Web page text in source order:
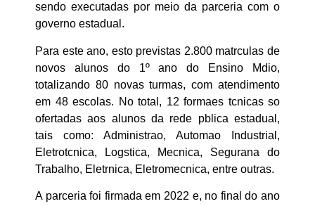
sendo executadas por meio da parceria com o
governo estadual.
Para este ano, esto previstas 2.800 matrculas de
novos alunos do 1º ano do Ensino Mdio,
totalizando 80 novas turmas, com atendimento
em 48 escolas. No total, 12 formaes tcnicas so
ofertadas aos alunos da rede pblica estadual,
tais como: Administrao, Automao Industrial,
Eletrotcnica, Logstica, Mecnica, Segurana do
Trabalho, Eletrnica, Eletromecnica, entre outras.
A parceria foi firmada em 2022 e, no final do ano